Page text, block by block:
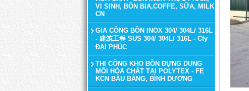
VI SINH, BỒN BIA,COFFE, SỮA, MILK
CN
GIA CÔNG BỒN INOX 304/ 304L/ 316L
- 建筑工程 SUS 304/ 304L/ 316L - Cty
ĐẠI PHÚC
THI CÔNG KHO BỒN ĐỰNG DUNG
MÔI HÓA CHẤT TẠI POLYTEX - FE
KCN BÀU BÀNG, BÌNH DƯƠNG